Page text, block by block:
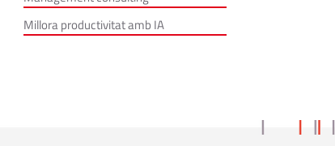
Millora productivitat amb IA